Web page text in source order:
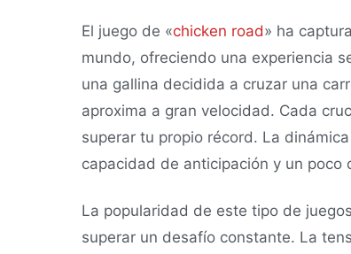
El juego de «chicken road» ha
mundo, ofreciendo una experiencia
una gallina decidida a cruzar una
aproxima a gran velocidad. Cada
superar tu propio récord. La
capacidad de anticipación y un poco
La popularidad de este tipo de
superar un desafío constante. La